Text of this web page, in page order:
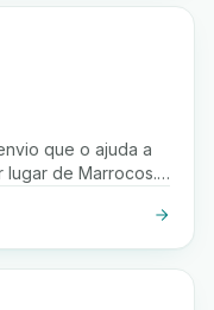
que o ajuda a
lugar de Marrocos.
benefícios